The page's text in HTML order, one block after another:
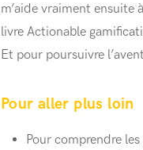
m’aide vraiment ensuite
livre Actionable
Et pour poursuivre
Pour aller plus loin
Pour comprendre